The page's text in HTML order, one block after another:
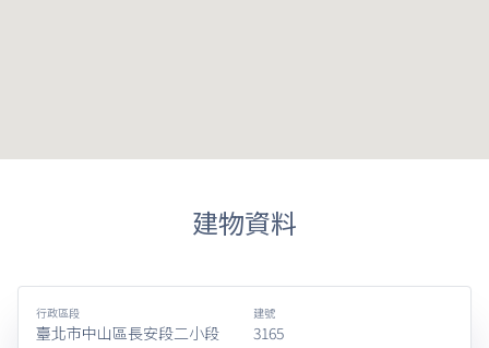
建物資料
行政區段
臺北市中山區長安段二小段
建號
3165